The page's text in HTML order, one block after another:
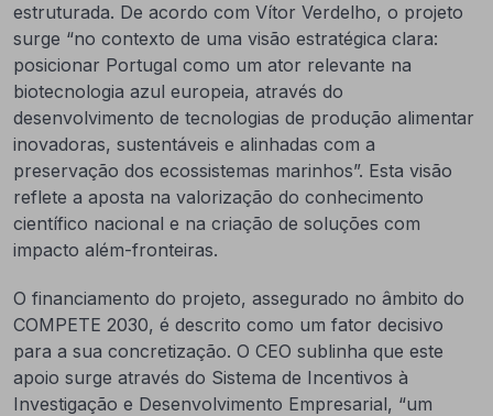
estruturada. De acordo com Vítor Verdelho, o projeto
surge “no contexto de uma visão estratégica clara:
posicionar Portugal como um ator relevante na
biotecnologia azul europeia, através do
desenvolvimento de tecnologias de produção alimentar
inovadoras, sustentáveis e alinhadas com a
preservação dos ecossistemas marinhos”. Esta visão
reflete a aposta na valorização do conhecimento
científico nacional e na criação de soluções com
impacto além-fronteiras.
O financiamento do projeto, assegurado no âmbito do
COMPETE 2030, é descrito como um fator decisivo
para a sua concretização. O CEO sublinha que este
apoio surge através do Sistema de Incentivos à
Investigação e Desenvolvimento Empresarial, “um